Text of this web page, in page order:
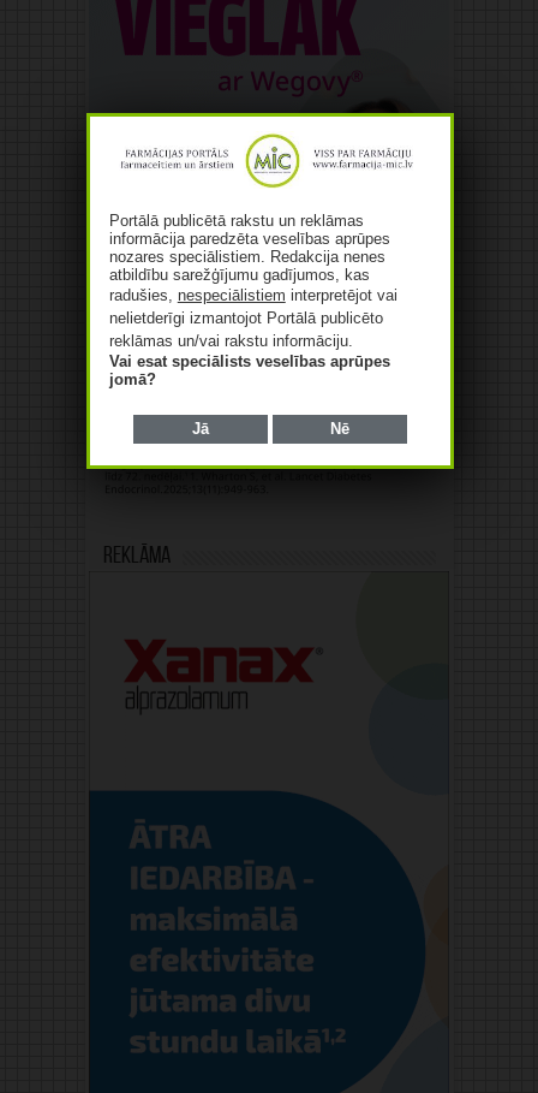
Reklāma
Portālā publicētā rakstu un reklāmas
informācija paredzēta veselības aprūpes
nozares speciālistiem. Redakcija nenes
atbildību sarežģījumu gadījumos, kas
radušies, nespeciālistiem interpretējot vai
nelietderīgi izmantojot Portālā publicēto
reklāmas un/vai rakstu informāciju.
Vai esat speciālists veselības aprūpes
jomā?
Jā Nē